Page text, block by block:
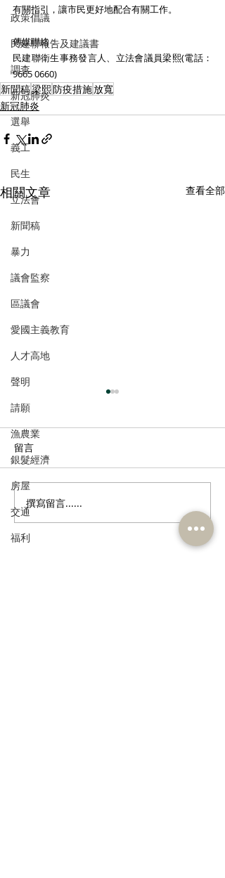
政策倡議
民建聯報告及建議書
調查
新冠肺炎
選舉
義工
民生
立法會
新聞稿
暴力
議會監察
區議會
愛國主義教育
人才高地
聲明
請願
漁農業
銀髮經濟
房屋
交通
福利
有關指引，讓市民更好地配合有關工作。
傳媒聯絡：
民建聯衛生事務發言人、立法會議員梁熙(電話：
9665 0660)
新聞稿梁熙防疫措施放寬
新冠肺炎
相關文章 查看全部
多了解、規律生活、保持
社交，有助改善「長新
留言
撰寫留言......